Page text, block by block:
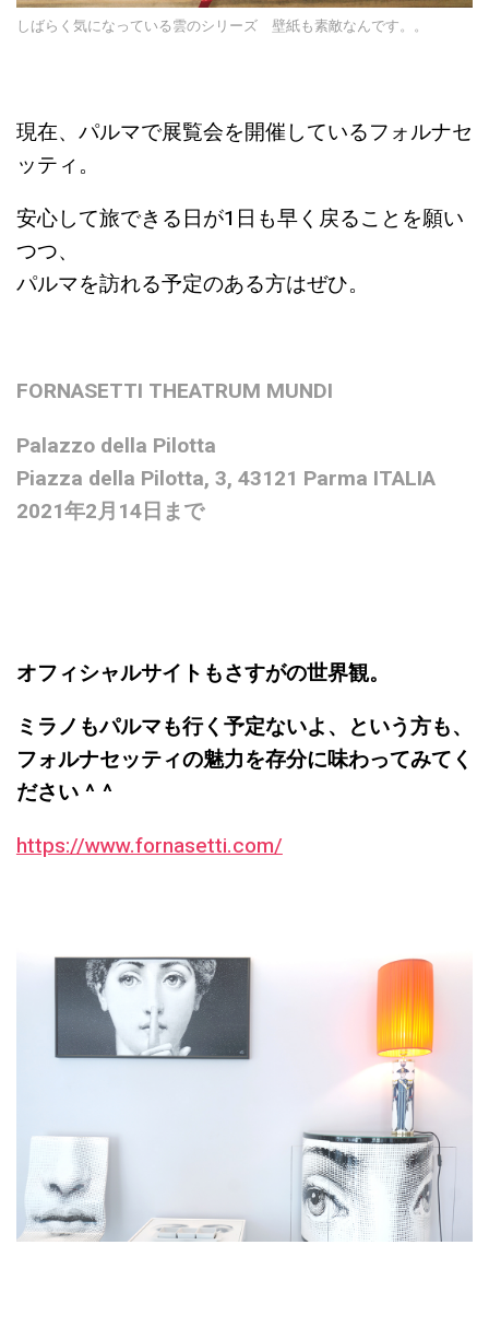
しばらく気になっている雲のシリーズ 壁紙も素敵なんです。。
現在、パルマで展覧会を開催しているフォルナセ
ッティ。
安心して旅できる日が1日も早く戻ることを願い
つつ、
パルマを訪れる予定のある方はぜひ。
FORNASETTI THEATRUM MUNDI
Palazzo della Pilotta
Piazza della Pilotta, 3, 43121 Parma ITALIA
2021年2月14日まで
オフィシャルサイトもさすがの世界観。
ミラノもパルマも行く予定ないよ、という方も、
フォルナセッティの魅力を存分に味わってみてく
ださい ^ ^
https://www.fornasetti.com/